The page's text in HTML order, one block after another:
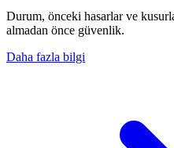
Durum, önceki hasarlar ve
almadan önce güvenlik.
Daha fazla bilgi